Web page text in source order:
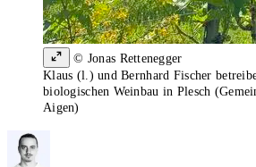
© Jonas Rettenegger
Klaus (l.) und Bernhard Fischer
biologischen Weinbau in Plesch
Aigen)